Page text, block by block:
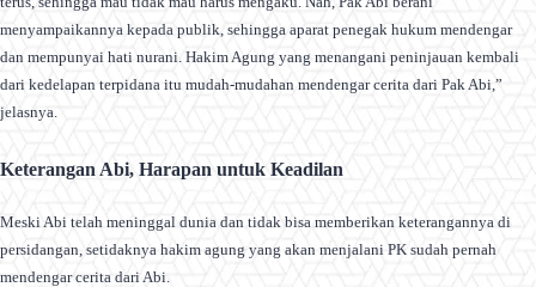
menyampaikannya kepada publik, sehingga aparat penegak hukum mendengar
dan mempunyai hati nurani. Hakim Agung yang menangani peninjauan kembali
dari kedelapan terpidana itu mudah-mudahan mendengar cerita dari Pak Abi,”
jelasnya.
Keterangan Abi, Harapan untuk Keadilan
Meski Abi telah meninggal dunia dan tidak bisa memberikan keterangannya di
persidangan, setidaknya hakim agung yang akan menjalani PK sudah pernah
mendengar cerita dari Abi.